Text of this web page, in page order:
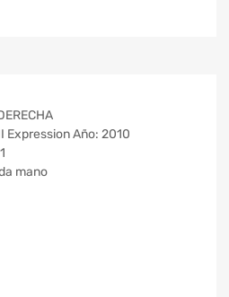
Expression Año: 2010
mano